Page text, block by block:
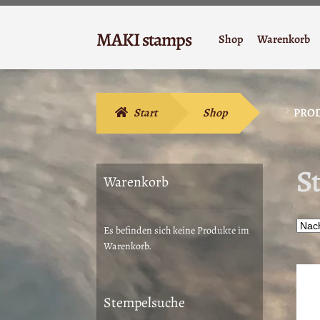
Zur
Navigation
springen
Zum
Inhalt
springen
MAKI stamps Shop Warenkorb
Start Shop
Warenkorb
Es befinden sich keine Produkte im
Warenkorb.
Stempelsuche